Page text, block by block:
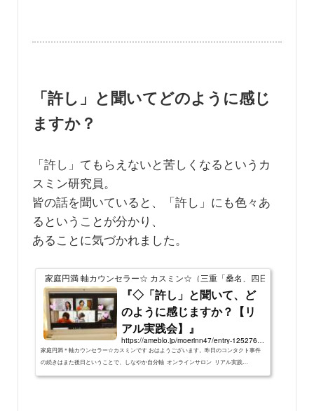
「許し」と聞いてどのように感じ
ますか？
「許し」てもらえないと苦しくなるというカ
スミン研究員。
皆の話を聞いていると、「許し」にも色々あ
るということが分かり、
あることに気づかれました。
家庭円満 軸カウンセラー☆ カスミン☆（三重「桑名、四日市、鈴鹿」
『◇「許し」と聞いて、ど
のように感じますか？【リ
アル実践会】』
家庭円満＊軸カウンセラー☆カスミンです おはようございます。昨日のコンタクト事件
の続きはまた後日ということで、しなやか自分軸 オンラインサロン リアル実践…